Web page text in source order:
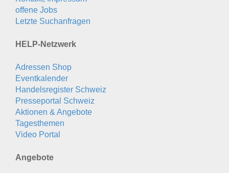
offene Jobs
Letzte Suchanfragen
HELP-Netzwerk
Adressen Shop
Eventkalender
Handelsregister Schweiz
Presseportal Schweiz
Aktionen & Angebote
Tagesthemen
Video Portal
Angebote